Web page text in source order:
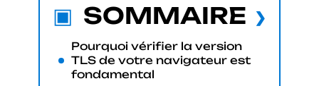
SOMMAIRE
Pourquoi vérifier la version
TLS de votre navigateur est
fondamental